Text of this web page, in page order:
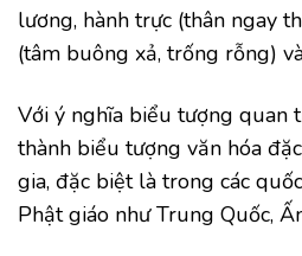
lương, hành trực (thân ngay
(tâm buông xả, trống rỗng)
Với ý nghĩa biểu tượng quan
thành biểu tượng văn hóa
gia, đặc biệt là trong các
Phật giáo như Trung Quốc,